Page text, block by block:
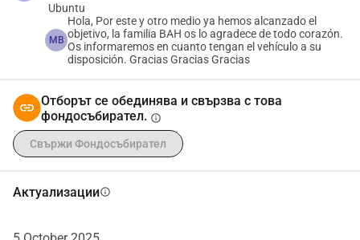
Ubuntu
MB
Hola, Por este y otro medio ya hemos alcanzado el
objetivo, la familia BAH os lo agradece de todo corazón.
Os informaremos en cuanto tengan el vehículo a su
disposición. Gracias Gracias Gracias
Отборът се обединява и свързва с това
фондосъбирател. info
Свържи Фондосъбирател
Актуализацииinfo